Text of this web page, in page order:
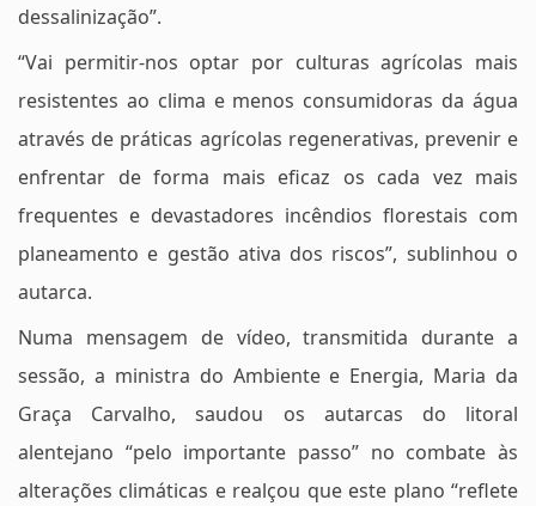
dessalinização”.
“Vai permitir-nos optar por culturas agrícolas mais
resistentes ao clima e menos consumidoras da água
através de práticas agrícolas regenerativas, prevenir e
enfrentar de forma mais eficaz os cada vez mais
frequentes e devastadores incêndios florestais com
planeamento e gestão ativa dos riscos”, sublinhou o
autarca.
Numa mensagem de vídeo, transmitida durante a
sessão, a ministra do Ambiente e Energia, Maria da
Graça Carvalho, saudou os autarcas do litoral
alentejano “pelo importante passo” no combate às
alterações climáticas e realçou que este plano “reflete